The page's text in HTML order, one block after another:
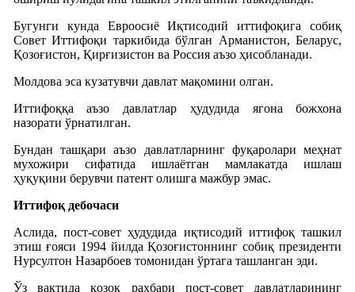
Бугунги кунда Евроосиё Иқтисодий иттифоқига собиқ
Совет Иттифоқи таркибида бўлган Арманистон, Беларус,
Қозоғистон, Қирғизистон ва Россия аъзо ҳисобланади.
Молдова эса кузатувчи давлат мақомини олган.
Иттифоққа аъзо давлатлар ҳудудида ягона божхона
назорати ўрнатилган.
Бундан ташқари аъзо давлатларнинг фуқаролари меҳнат
мухожири сифатида ишлаётган мамлакатда ишлаш
ҳуқуқини берувчи патент олишга мажбур эмас.
Иттифоқ дебочаси
Аслида, пост-совет ҳудудида иқтисодий иттифоқ ташкил
этиш ғояси 1994 йилда Қозоғистоннинг собиқ президенти
Нурсултон Назарбоев томонидан ўртага ташланган эди.
Ўз вақтида қозоқ раҳбари пост-совет давлатларининг